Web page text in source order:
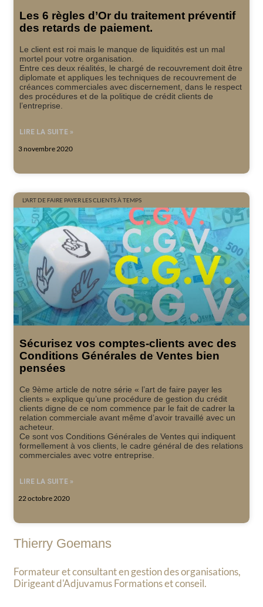
Les 6 règles d’Or du traitement préventif
des retards de paiement.
Le client est roi mais le manque de liquidités est un mal
mortel pour votre organisation.
Entre ces deux réalités, le chargé de recouvrement doit être
diplomate et appliques les techniques de recouvrement de
créances commerciales avec discernement, dans le respect
des procédures et de la politique de crédit clients de
l’entreprise.
LIRE LA SUITE »
3 novembre 2020
L'ART DE FAIRE PAYER LES CLIENTS À TEMPS
Sécurisez vos comptes-clients avec des
Conditions Générales de Ventes bien
pensées
Ce 9ème article de notre série « l’art de faire payer les
clients » explique qu’une procédure de gestion du crédit
clients digne de ce nom commence par le fait de cadrer la
relation commerciale avant même d’avoir travaillé avec un
acheteur.
Ce sont vos Conditions Générales de Ventes qui indiquent
formellement à vos clients, le cadre général de des relations
commerciales avec votre entreprise.
LIRE LA SUITE »
22 octobre 2020
Thierry Goemans
Formateur et consultant en gestion des organisations,
Dirigeant d'Adjuvamus Formations et conseil.